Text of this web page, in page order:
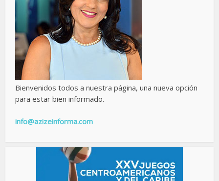
Bienvenidos todos a nuestra página, una nueva opción
para estar bien informado.
info@azizeinforma.com